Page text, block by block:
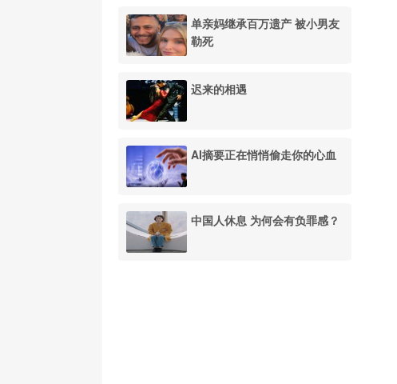
单亲妈继承百万遗产 被小男友
勒死
迟来的相遇
AI摘要正在悄悄偷走你的心血
中国人休息 为何会有负罪感？